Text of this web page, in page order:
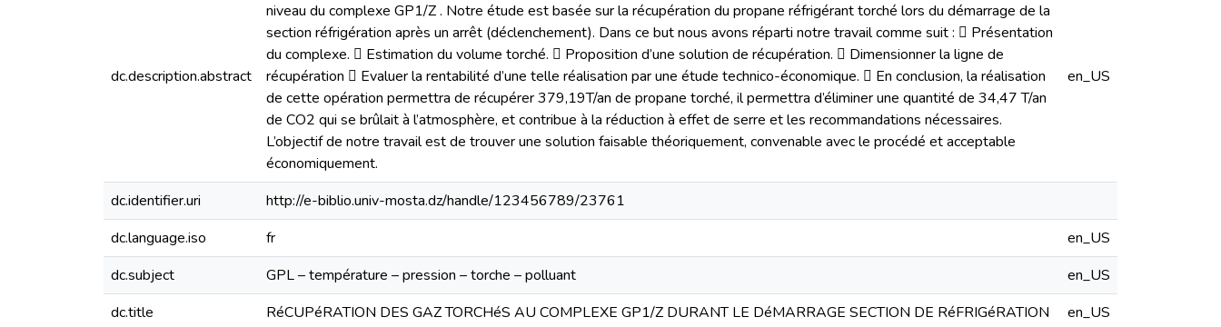
dc.description.abstract
niveau du complexe GP1/Z . Notre étude est basée sur la récupération du propane réfrigérant torché lors du démarrage de la
section réfrigération après un arrêt (déclenchement). Dans ce but nous avons réparti notre travail comme suit :  Présentation
du complexe.  Estimation du volume torché.  Proposition d’une solution de récupération.  Dimensionner la ligne de
récupération  Evaluer la rentabilité d’une telle réalisation par une étude technico-économique.  En conclusion, la réalisation
de cette opération permettra de récupérer 379,19T/an de propane torché, il permettra d’éliminer une quantité de 34,47 T/an
de CO2 qui se brûlait à l’atmosphère, et contribue à la réduction à effet de serre et les recommandations nécessaires.
L’objectif de notre travail est de trouver une solution faisable théoriquement, convenable avec le procédé et acceptable
économiquement.
en_US
dc.identifier.uri
http://e-biblio.univ-mosta.dz/handle/123456789/23761
dc.language.iso
fr
en_US
dc.subject
GPL – température – pression – torche – polluant
en_US
dc.title
RéCUPéRATION DES GAZ TORCHéS AU COMPLEXE GP1/Z DURANT LE DéMARRAGE SECTION DE RéFRIGéRATION en_US